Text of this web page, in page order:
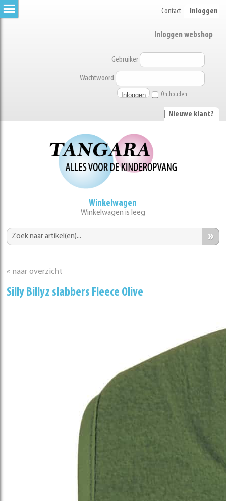
Contact Inloggen
Inloggen webshop
Gebruiker
Wachtwoord
Onthouden
Nieuwe klant?
Winkelwagen
Winkelwagen is leeg
»
« naar overzicht
Silly Billyz slabbers Fleece Olive